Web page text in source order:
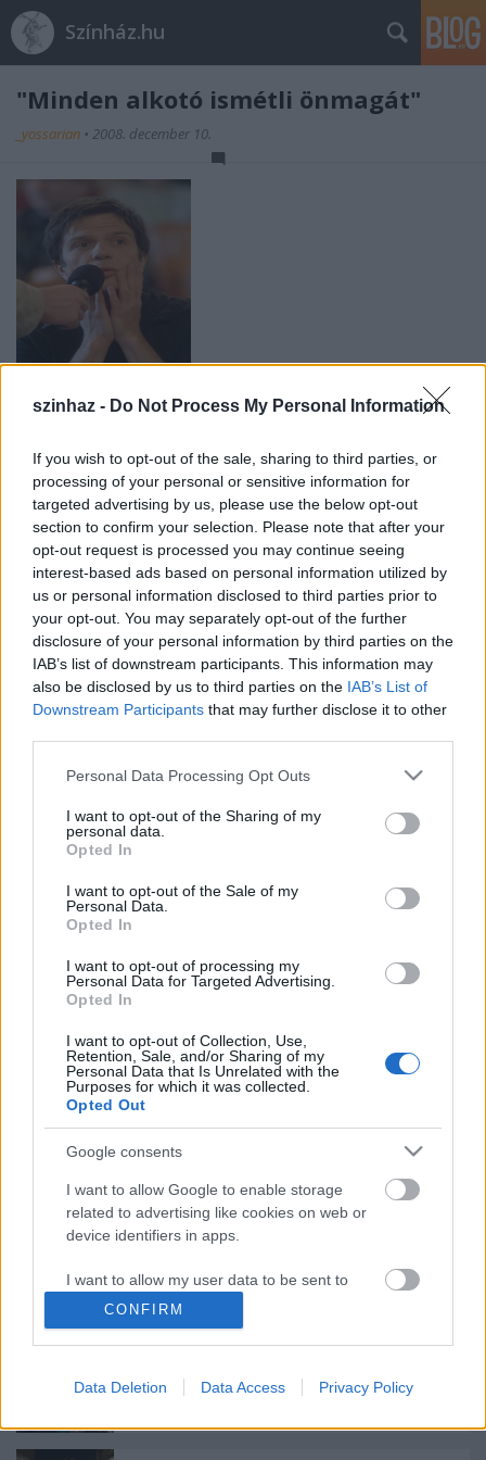
szinhaz - Do Not Process My Personal Information
If you wish to opt-out of the sale, sharing to third parties, or
processing of your personal or sensitive information for
targeted advertising by us, please use the below opt-out
section to confirm your selection. Please note that after your
opt-out request is processed you may continue seeing
interest-based ads based on personal information utilized by
us or personal information disclosed to third parties prior to
your opt-out. You may separately opt-out of the further
disclosure of your personal information by third parties on the
IAB’s list of downstream participants. This information may
also be disclosed by us to third parties on the IAB’s List of
Downstream Participants that may further disclose it to other
Please note that this website/app uses one or more Google
not limited to your visit or usage behaviour. You may click to
grant or deny consent to Google and its third-party tags to
use your data for below specified purposes in below Google
consent section.
Personal Data Processing Opt Outs
I want to opt-out of the Sharing of my
personal data.
Opted In
I want to opt-out of the Sale of my
Personal Data.
Opted In
I want to opt-out of processing my
Personal Data for Targeted Advertising.
Opted In
I want to opt-out of Collection, Use,
Retention, Sale, and/or Sharing of my
Personal Data that Is Unrelated with the
Purposes for which it was collected.
Opted Out
Google consents
I want to allow Google to enable storage
related to advertising like cookies on web or
device identifiers in apps.
I want to allow my user data to be sent to
Google for online advertising purposes.
I want to allow Google to send me
related to analytics like cookies on web or
CONFIRM
Data Deletion Data Access Privacy Policy
Színház.hu
"Minden alkotó ismétli önmagát"
_yossarian • 2008. december 10.
Ugyan Pintér Béla alkotói munkásságát már
jóvoltából most az [origo] hasábjain személyesen is
feltehettük a minket vele kapcsolatban leginkább
foglalkoztató kérdéseket. Megtudtuk például
hogyan viszonyul Istenhez és a néptánchoz, mikor
rúgott ki először színészt a társulatból, mi a francot
keresnek állandóan a szereplői Erdélyben és hogy
miről fog szólni legújabb darabja.
A teljes interjú és néhány közeli, gesztikulálós fotó
Béláról az alábbi linken tekinthető meg:
http://www.origo.hu/programajanlo/20081128-
Címkék:pintér béla
Ajánlott bejegyzések:
Kamaradarabok, kortárs drámák,
koncertszínház a Teátrumban
Akárki a Dóm téren
érzés"
A Madách Színház zárt ajtók mellett is
közel 6000 nézőt fogadott júniusban